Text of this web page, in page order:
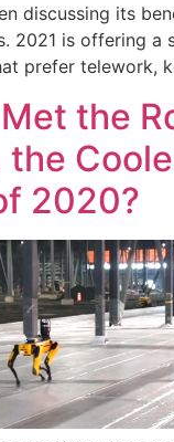
discussing its
2021 is offering a
prefer telework,
the
the
2020?